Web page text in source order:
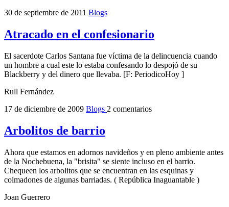
30 de septiembre de 2011 Blogs
Atracado en el confesionario
El sacerdote Carlos Santana fue víctima de la delincuencia cuando
un hombre a cual este lo estaba confesando lo despojó de su
Blackberry y del dinero que llevaba. [F: PeriodicoHoy ]
Rull Fernández
17 de diciembre de 2009 Blogs 2 comentarios
Arbolitos de barrio
Ahora que estamos en adornos navideños y en pleno ambiente antes
de la Nochebuena, la "brisita" se siente incluso en el barrio.
Chequeen los arbolitos que se encuentran en las esquinas y
colmadones de algunas barriadas. ( República Inaguantable )
Joan Guerrero